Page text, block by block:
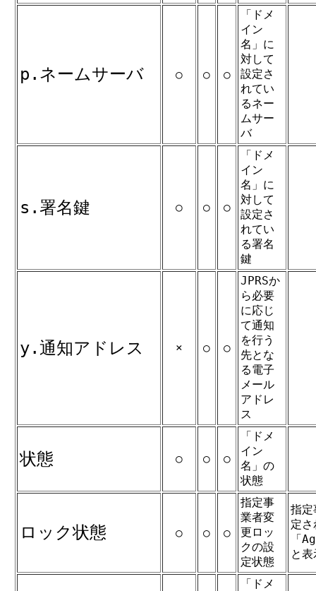
p.ネームサーバ ○ ○ ○
「ドメ
イン
名」に
対して
設定さ
れてい
るネー
ムサー
バ
s.署名鍵 ○ ○ ○
「ドメ
イン
名」に
対して
設定さ
れてい
る署名
鍵
y.通知アドレス × ○ ○
JPRSか
ら必要
に応じ
て通知
を行う
先とな
る電子
メール
アドレ
ス
状態 ○ ○ ○
「ドメ
イン
名」の
状態
ロック状態 ○ ○ ○
指定事
業者変
更ロッ
クの設
定状態
指定
定
「
と表
「ドメ